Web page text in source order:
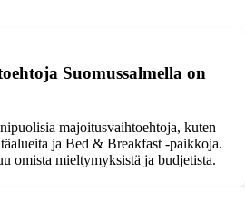
Suomussalmella on
majoitusvaihtoehtoja, kuten
ja Bed & Breakfast -paikkoja.
omista mieltymyksistä ja budjetista.